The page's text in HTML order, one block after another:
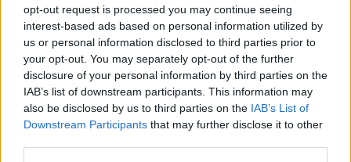
opt-out request is processed you may continue seeing
interest-based ads based on personal information utilized by
us or personal information disclosed to third parties prior to
your opt-out. You may separately opt-out of the further
disclosure of your personal information by third parties on the
IAB’s list of downstream participants. This information may
also be disclosed by us to third parties on the IAB’s List of
Downstream Participants that may further disclose it to other
La maternità
​L’uomo o l’orso?
Non hanno un amico a teatro​
​Tutta una questione di rispetto
​Cose che ci esauriscono
​Vespa che passione!
​Lasciate ai vostri figli il diritto di piangere
​Parole d’amore regalate al vento
​Essere genitori di un adolescente
​Saper pazientare